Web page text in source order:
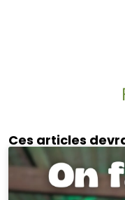
Ces articles